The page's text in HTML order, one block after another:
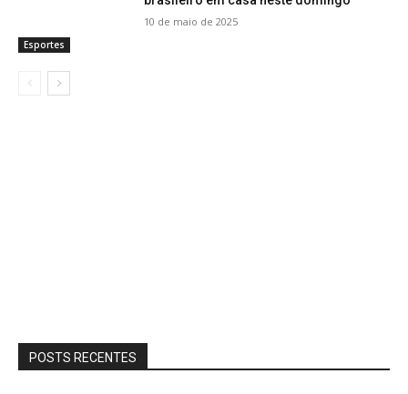
Esportes
10 de maio de 2025
POSTS RECENTES